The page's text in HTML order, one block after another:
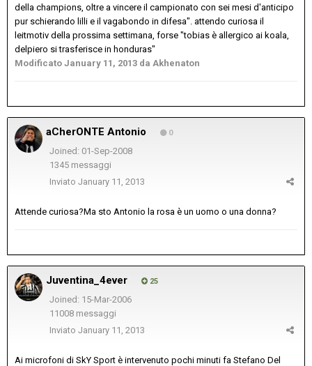
della champions, oltre a vincere il campionato con sei mesi d'anticipo
pur schierando lilli e il vagabondo in difesa". attendo curiosa il
leitmotiv della prossima settimana, forse "tobias è allergico ai koala,
delpiero si trasferisce in honduras"
Modificato January 11, 2013 da Akhenaton
aCherONTE Antonio 0
Joined: 01-Sep-2008
1345 messaggi
Inviato January 11, 2013
Attende curiosa?Ma sto Antonio la rosa è un uomo o una donna?
Juventina_4ever 25
Joined: 15-Mar-2006
11008 messaggi
Inviato January 11, 2013
Ai microfoni di SkY Sport è intervenuto pochi minuti fa Stefano Del